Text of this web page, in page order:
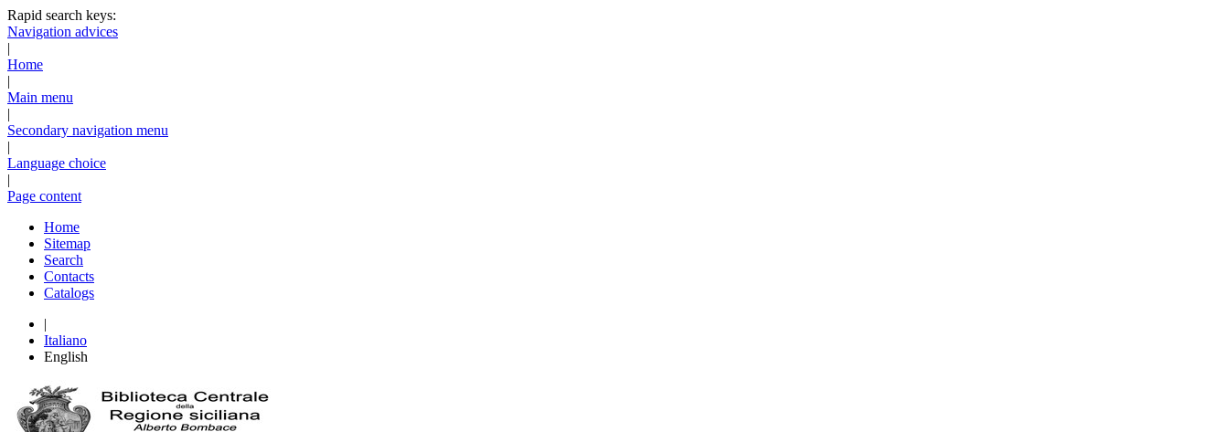
Rapid search keys:
Navigation advices
|
Home
|
Main menu
|
Secondary navigation menu
|
Language choice
|
Page content
Home
Sitemap
Search
Contacts
Catalogs
|
Italiano
English